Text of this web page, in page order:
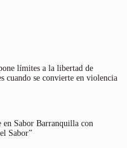
límites a la libertad de
cuando se convierte en violencia
en Sabor Barranquilla con
Sabor”